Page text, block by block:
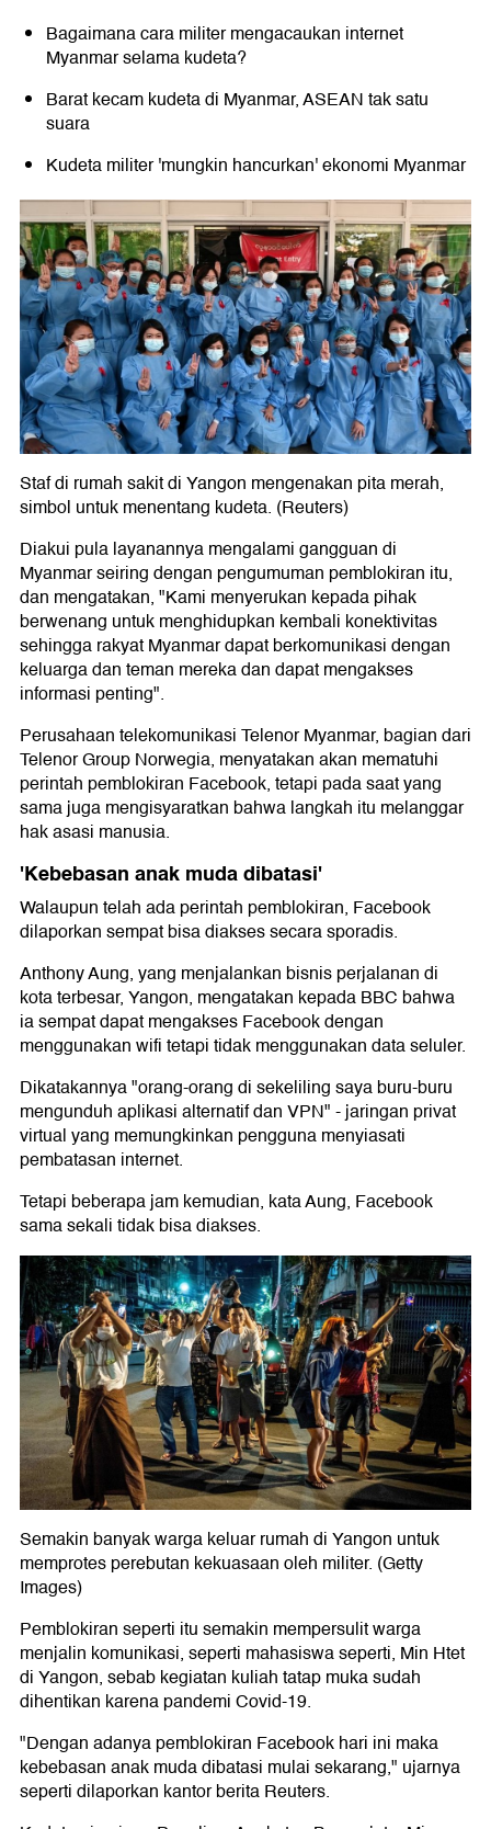
Bagaimana cara militer mengacaukan internet
Myanmar selama kudeta?
Barat kecam kudeta di Myanmar, ASEAN tak satu
suara
Kudeta militer 'mungkin hancurkan' ekonomi Myanmar
Staf di rumah sakit di Yangon mengenakan pita merah,
simbol untuk menentang kudeta. (Reuters)
Diakui pula layanannya mengalami gangguan di
Myanmar seiring dengan pengumuman pemblokiran itu,
dan mengatakan, "Kami menyerukan kepada pihak
berwenang untuk menghidupkan kembali konektivitas
sehingga rakyat Myanmar dapat berkomunikasi dengan
keluarga dan teman mereka dan dapat mengakses
informasi penting".
Perusahaan telekomunikasi Telenor Myanmar, bagian dari
Telenor Group Norwegia, menyatakan akan mematuhi
perintah pemblokiran Facebook, tetapi pada saat yang
sama juga mengisyaratkan bahwa langkah itu melanggar
hak asasi manusia.
'Kebebasan anak muda dibatasi'
Walaupun telah ada perintah pemblokiran, Facebook
dilaporkan sempat bisa diakses secara sporadis.
Anthony Aung, yang menjalankan bisnis perjalanan di
kota terbesar, Yangon, mengatakan kepada BBC bahwa
ia sempat dapat mengakses Facebook dengan
menggunakan wifi tetapi tidak menggunakan data seluler.
Dikatakannya "orang-orang di sekeliling saya buru-buru
mengunduh aplikasi alternatif dan VPN" - jaringan privat
virtual yang memungkinkan pengguna menyiasati
pembatasan internet.
Tetapi beberapa jam kemudian, kata Aung, Facebook
sama sekali tidak bisa diakses.
Semakin banyak warga keluar rumah di Yangon untuk
memprotes perebutan kekuasaan oleh militer. (Getty
Images)
Pemblokiran seperti itu semakin mempersulit warga
menjalin komunikasi, seperti mahasiswa seperti, Min Htet
di Yangon, sebab kegiatan kuliah tatap muka sudah
dihentikan karena pandemi Covid-19.
"Dengan adanya pemblokiran Facebook hari ini maka
kebebasan anak muda dibatasi mulai sekarang," ujarnya
seperti dilaporkan kantor berita Reuters.